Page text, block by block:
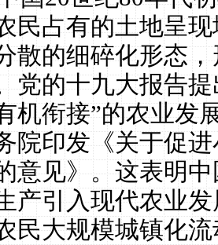
民占有的土地呈
散的细碎化形态
党的十九大报告
机衔接”的农业发
院印发《关于促
意见》。这表明
产引入现代农业
民大规模城镇化